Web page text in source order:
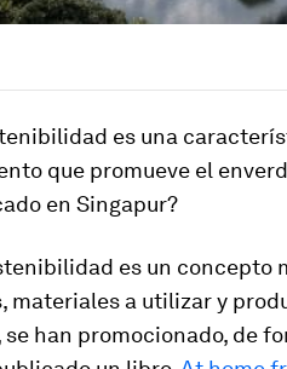
es una
que promueve el
en Singapur?
es un concepto
materiales a utilizar y
han promocionado, de